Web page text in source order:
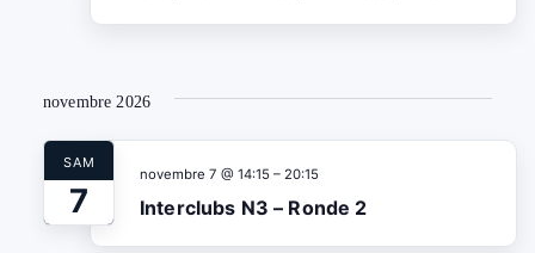
novembre 2026
SAM
7 Interclubs N3 – Ronde 2
novembre 7 @ 14:15 – 20:15